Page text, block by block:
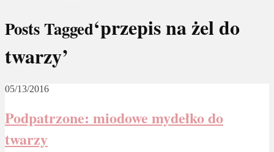
Posts Tagged‘przepis na żel do
twarzy’
05/13/2016
Podpatrzone: miodowe mydełko do
twarzy